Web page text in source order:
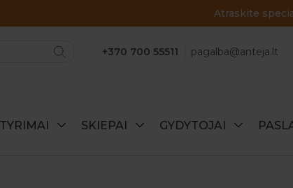
Atraskite
+370 700 55511 pagalba@anteja.lt
TYRIMAI SKIEPAI GYDYTOJAI